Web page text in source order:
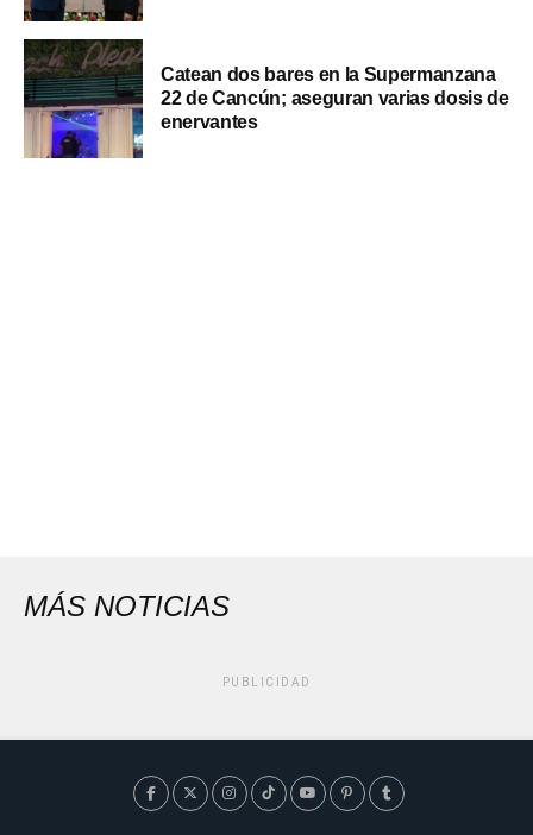
Catean dos bares en la Supermanzana
22 de Cancún; aseguran varias dosis de
enervantes
MÁS NOTICIAS
PUBLICIDAD